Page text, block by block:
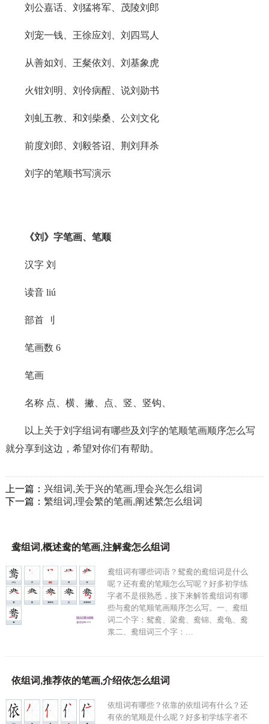
刘公嘉话、刘猛将军、茂陵刘郎
刘宠一钱、王徐应刘、刘四骂人
从善如刘、王粲依刘、刘基象虎
火钳刘明、刘伶病酲、说刘勋书
刘虬五教、和刘柴桑、公刘文化
前度刘郎、刘毅答诏、荆刘拜杀
刘字的笔顺书写演示
《刘》字笔画、笔顺
汉字 刘
读音 liú
部首 刂
笔画数 6
笔画
名称 点、横、撇、点、竖、竖钩、
以上关于刘字组词有哪些及刘字的笔顺笔画顺序怎么写
就分享到这边，希望对你们有帮助。
上一篇： 兴组词,关于兴的笔画,理会兴怎么组词
下一篇： 繁组词,理会繁的笔画,阐述繁怎么组词
鸯组词,概述鸯的笔画,注解鸯怎么组词
鸯组词有哪些词语？鸳鸯的鸯组词是什么
呢？还有鸯的笔顺怎么写呢？好多初学练
字者不是很熟悉，接下来解答鸯组词有哪
些与鸯的笔顺笔画顺序怎么写。一、鸯组
词二个字：鸳鸯、梁鸯、鸯锦、鸯龟、鸯
浆二、鸯组词三个字：…
依组词,推荐依的笔画,介绍依怎么组词
依组词有哪些？依靠的依组词有什么？还
有依的笔顺是什么呢？好多初学练字者不